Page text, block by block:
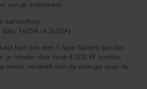
van je meterkast:
aansluiting
1x25A of 3x25A)
kan ook een 1-fase batterij worden
je minder dan circa 4.000 W continu
meter verdeelt dan de energie over de